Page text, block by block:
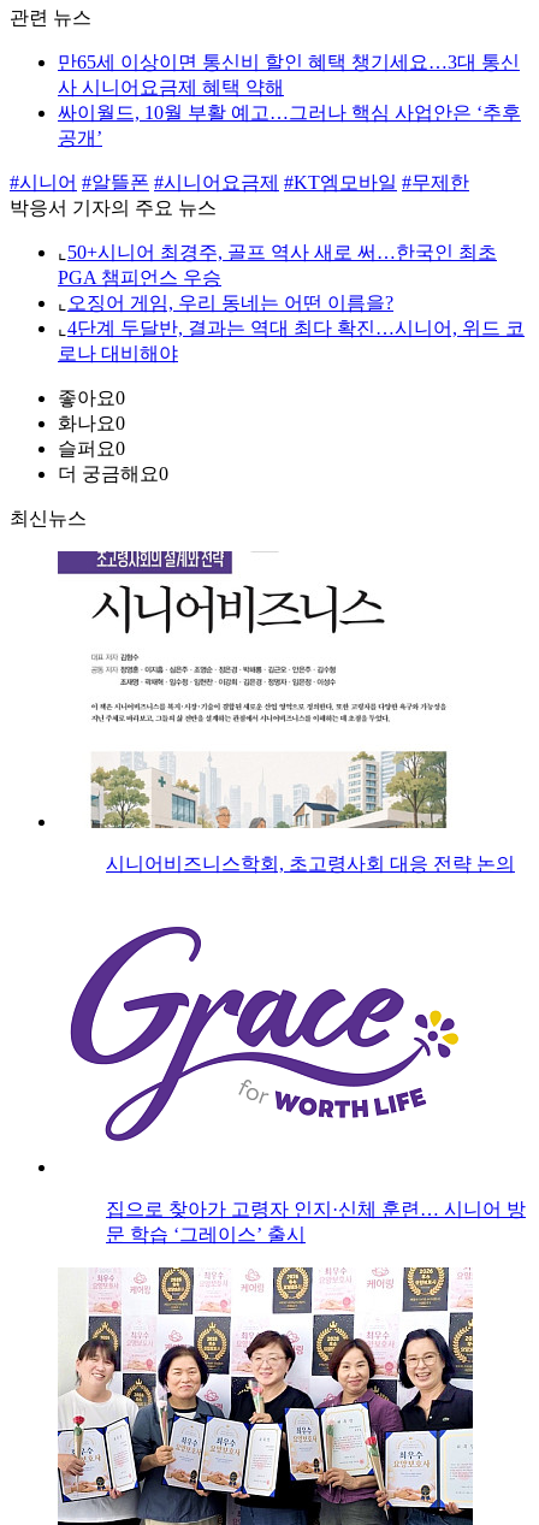
관련 뉴스
만65세 이상이면 통신비 할인 혜택 챙기세요…3대 통신
사 시니어요금제 혜택 약해
싸이월드, 10월 부활 예고…그러나 핵심 사업안은 ‘추후
공개’
#시니어 #알뜰폰 #시니어요금제 #KT엠모바일 #무제한
박응서 기자의 주요 뉴스
⌞ 50+시니어 최경주, 골프 역사 새로 써…한국인 최초
PGA 챔피언스 우승
⌞ 오징어 게임, 우리 동네는 어떤 이름을?
⌞ 4단계 두달반, 결과는 역대 최다 확진…시니어, 위드 코
로나 대비해야
좋아요0
화나요0
슬퍼요0
더 궁금해요0
최신뉴스
시니어비즈니스학회, 초고령사회 대응 전략 논의
집으로 찾아가 고령자 인지·신체 훈련… 시니어 방
문 학습 ‘그레이스’ 출시